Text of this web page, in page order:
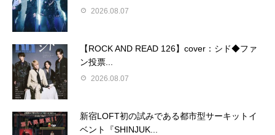
2026.08.07
【ROCK AND READ 126】cover：シド◆ファ
ン投票...
2026.08.07
新宿LOFT初の試みである都市型サーキットイ
ベント『SHINJUK...